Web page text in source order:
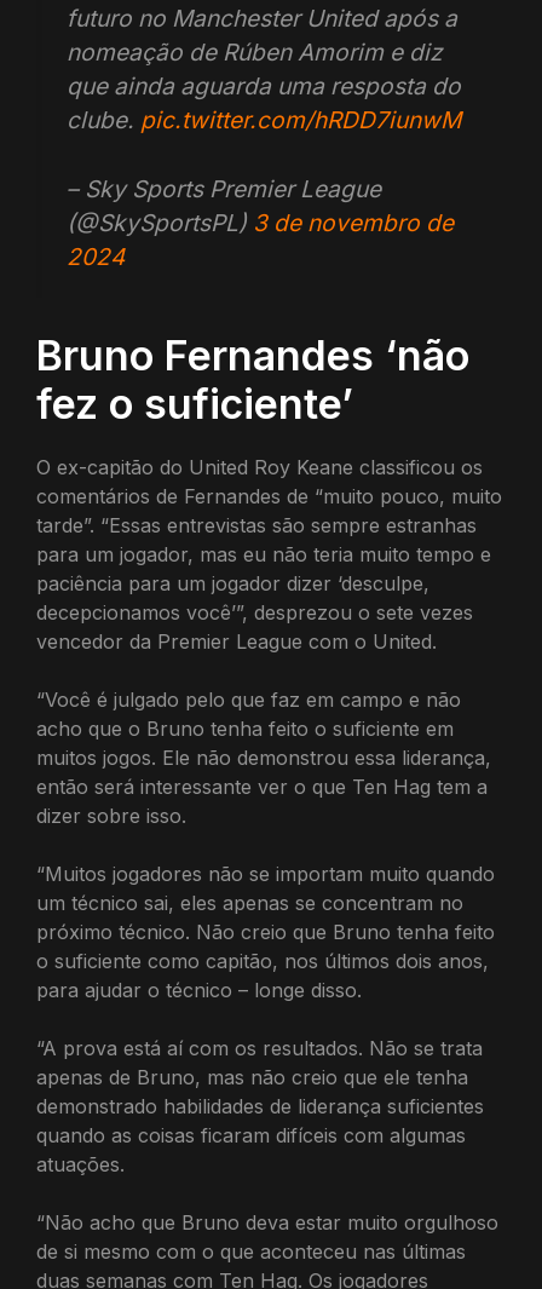
futuro no Manchester United após a
nomeação de Rúben Amorim e diz
que ainda aguarda uma resposta do
clube. pic.twitter.com/hRDD7iunwM
– Sky Sports Premier League
(@SkySportsPL) 3 de novembro de
2024
Bruno Fernandes ‘não
fez o suficiente’
O ex-capitão do United Roy Keane classificou os
comentários de Fernandes de “muito pouco, muito
tarde”. “Essas entrevistas são sempre estranhas
para um jogador, mas eu não teria muito tempo e
paciência para um jogador dizer ‘desculpe,
decepcionamos você’”, desprezou o sete vezes
vencedor da Premier League com o United.
“Você é julgado pelo que faz em campo e não
acho que o Bruno tenha feito o suficiente em
muitos jogos. Ele não demonstrou essa liderança,
então será interessante ver o que Ten Hag tem a
dizer sobre isso.
“Muitos jogadores não se importam muito quando
um técnico sai, eles apenas se concentram no
próximo técnico. Não creio que Bruno tenha feito
o suficiente como capitão, nos últimos dois anos,
para ajudar o técnico – longe disso.
“A prova está aí com os resultados. Não se trata
apenas de Bruno, mas não creio que ele tenha
demonstrado habilidades de liderança suficientes
quando as coisas ficaram difíceis com algumas
atuações.
“Não acho que Bruno deva estar muito orgulhoso
de si mesmo com o que aconteceu nas últimas
duas semanas com Ten Hag. Os jogadores